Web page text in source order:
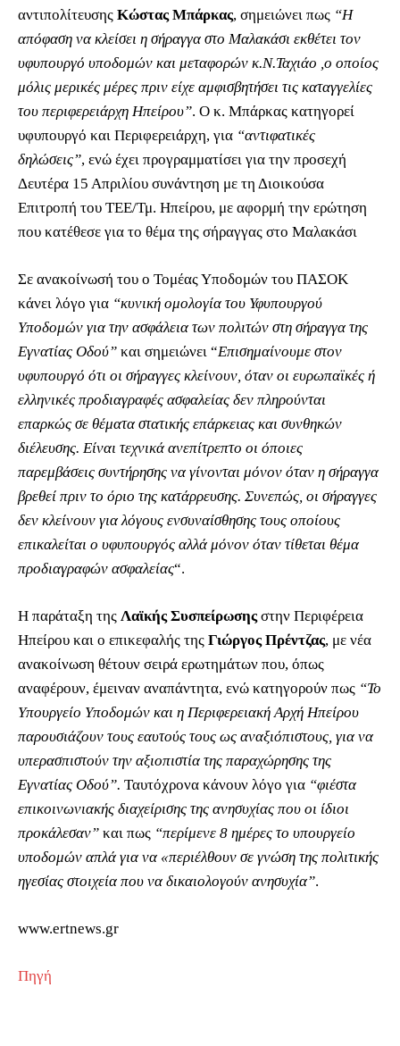
αντιπολίτευσης Κώστας Μπάρκας, σημειώνει πως “Η
απόφαση να κλείσει η σήραγγα στο Μαλακάσι εκθέτει τον
υφυπουργό υποδομών και μεταφορών κ.Ν.Ταχιάο ,ο οποίος
μόλις μερικές μέρες πριν είχε αμφισβητήσει τις καταγγελίες
του περιφερειάρχη Ηπείρου”. Ο κ. Μπάρκας κατηγορεί
υφυπουργό και Περιφερειάρχη, για “αντιφατικές
δηλώσεις”, ενώ έχει προγραμματίσει για την προσεχή
Δευτέρα 15 Απριλίου συνάντηση με τη Διοικούσα
Επιτροπή του ΤΕΕ/Τμ. Ηπείρου, με αφορμή την ερώτηση
που κατέθεσε για το θέμα της σήραγγας στο Μαλακάσι
Σε ανακοίνωσή του ο Τομέας Υποδομών του ΠΑΣΟΚ
κάνει λόγο για “κυνική ομολογία του Υφυπουργού
Υποδομών για την ασφάλεια των πολιτών στη σήραγγα της
Εγνατίας Οδού” και σημειώνει “Επισημαίνουμε στον
υφυπουργό ότι οι σήραγγες κλείνουν, όταν οι ευρωπαϊκές ή
ελληνικές προδιαγραφές ασφαλείας δεν πληρούνται
επαρκώς σε θέματα στατικής επάρκειας και συνθηκών
διέλευσης. Είναι τεχνικά ανεπίτρεπτο οι όποιες
παρεμβάσεις συντήρησης να γίνονται μόνον όταν η σήραγγα
βρεθεί πριν το όριο της κατάρρευσης. Συνεπώς, οι σήραγγες
δεν κλείνουν για λόγους ενσυναίσθησης τους οποίους
επικαλείται ο υφυπουργός αλλά μόνον όταν τίθεται θέμα
προδιαγραφών ασφαλείας“.
Η παράταξη της Λαϊκής Συσπείρωσης στην Περιφέρεια
Ηπείρου και ο επικεφαλής της Γιώργος Πρέντζας, με νέα
ανακοίνωση θέτουν σειρά ερωτημάτων που, όπως
αναφέρουν, έμειναν αναπάντητα, ενώ κατηγορούν πως “Το
Υπουργείο Υποδομών και η Περιφερειακή Αρχή Ηπείρου
παρουσιάζουν τους εαυτούς τους ως αναξιόπιστους, για να
υπερασπιστούν την αξιοπιστία της παραχώρησης της
Εγνατίας Οδού”. Ταυτόχρονα κάνουν λόγο για “φιέστα
επικοινωνιακής διαχείρισης της ανησυχίας που οι ίδιοι
προκάλεσαν” και πως “περίμενε 8 ημέρες το υπουργείο
υποδομών απλά για να «περιέλθουν σε γνώση της πολιτικής
ηγεσίας στοιχεία που να δικαιολογούν ανησυχία”.
www.ertnews.gr
Πηγή